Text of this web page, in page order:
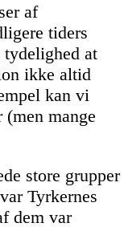
af
tiders
at
ikke altid
kan vi
(men mange
store grupper
Tyrkernes
dem var